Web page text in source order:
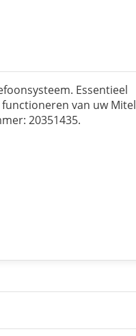
Essentieel
van uw Mitel
20351435.